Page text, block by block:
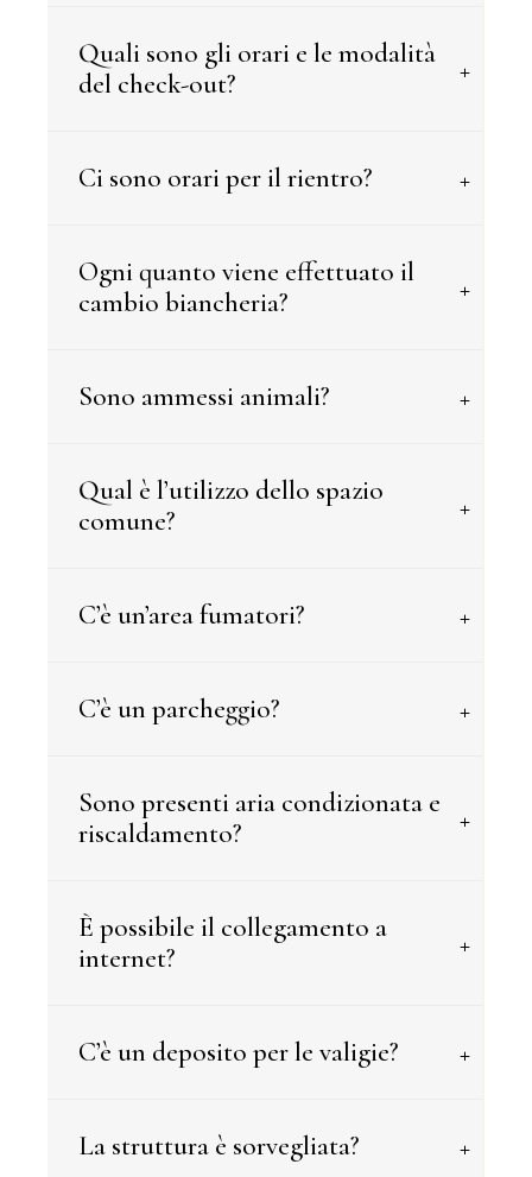
Quali sono gli orari e le modalità
del check-out?
+
Ci sono orari per il rientro? +
Ogni quanto viene effettuato il
cambio biancheria?
+
Sono ammessi animali? +
Qual è l’utilizzo dello spazio
comune?
+
C’è un’area fumatori? +
C’è un parcheggio? +
Sono presenti aria condizionata e
riscaldamento?
+
È possibile il collegamento a
internet?
+
C’è un deposito per le valigie? +
La struttura è sorvegliata? +